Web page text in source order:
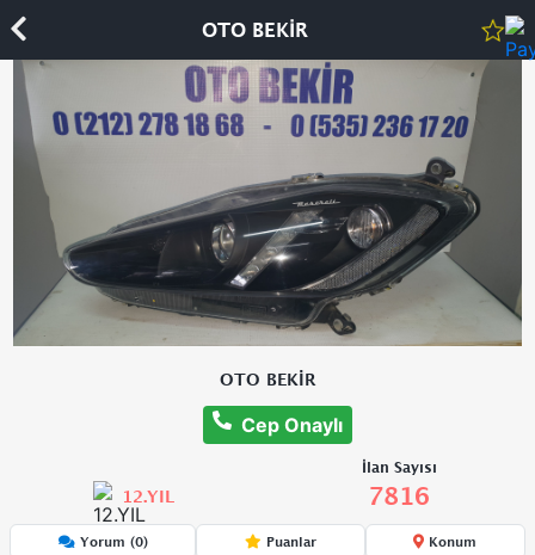
OTO BEKİR
OTO BEKİR
Cep Onaylı
12.YIL
İlan Sayısı
7816
Yorum (0) Puanlar Konum